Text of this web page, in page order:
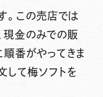
。この売店では
現金のみでの販
順番がやってきま
して梅ソフトを